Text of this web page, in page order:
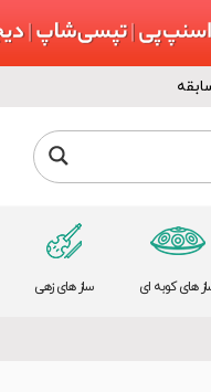
های کوبه ای ساز های زهی